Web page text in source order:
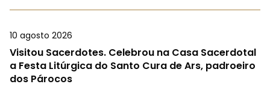
10 agosto 2026
Visitou Sacerdotes. Celebrou na Casa Sacerdotal
a Festa Litúrgica do Santo Cura de Ars, padroeiro
dos Párocos